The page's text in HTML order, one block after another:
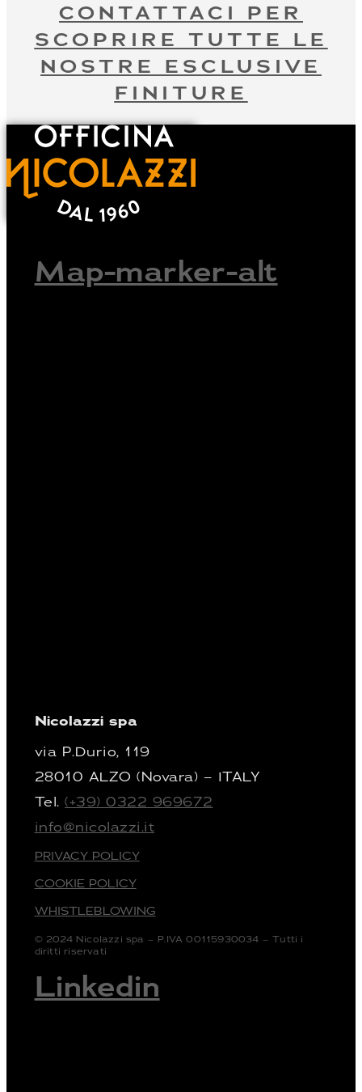
CONTATTACI PER
SCOPRIRE TUTTE LE
NOSTRE ESCLUSIVE
FINITURE
Map-marker-alt
Nicolazzi spa
via P.Durio, 119
28010 ALZO (Novara) – ITALY
Tel.(+39) 0322 969672
info@nicolazzi.it
PRIVACY POLICY
COOKIE POLICY
WHISTLEBLOWING
© 2024 Nicolazzi spa – P.IVA 00115930034 – Tutti i
diritti riservati
Linkedin